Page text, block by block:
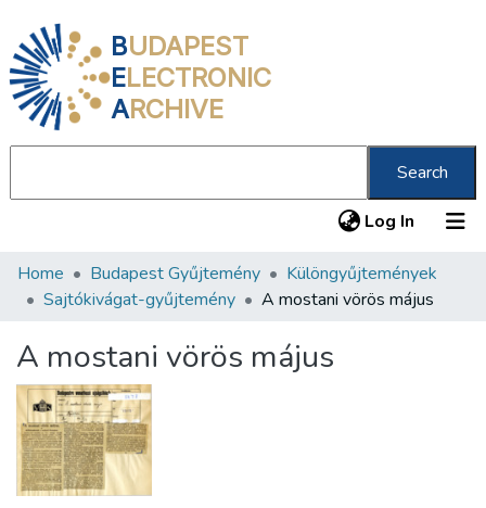
BUDAPEST
ELECTRONIC
ARCHIVE
Search
Log In (current)
Communities & Collections
Statistics
About us
Home Budapest Gyűjtemény
Különgyűjtemények
Sajtókivágat-gyűjtemény
A mostani vörös május
A mostani vörös május